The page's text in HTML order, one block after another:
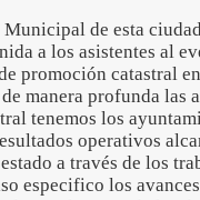
Municipal de esta
a los asistentes al
promoción catastral
manera profunda las
tenemos los
operativos
a través de los
especifico los